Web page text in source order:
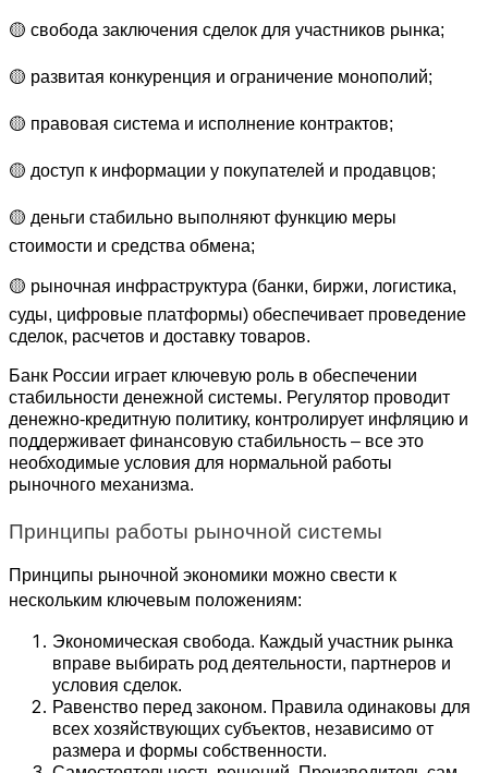
🟡 свобода заключения сделок для участников рынка;
🟡 развитая конкуренция и ограничение монополий;
🟡 правовая система и исполнение контрактов;
🟡 доступ к информации у покупателей и продавцов;
🟡 деньги стабильно выполняют функцию меры
стоимости и средства обмена;
🟡 рыночная инфраструктура (банки, биржи, логистика,
суды, цифровые платформы) обеспечивает проведение
сделок, расчетов и доставку товаров.
Банк России играет ключевую роль в обеспечении
стабильности денежной системы. Регулятор проводит
денежно-кредитную политику, контролирует инфляцию и
поддерживает финансовую стабильность – все это
необходимые условия для нормальной работы
рыночного механизма.
Принципы работы рыночной системы
Принципы рыночной экономики можно свести к
нескольким ключевым положениям:
Экономическая свобода. Каждый участник рынка
вправе выбирать род деятельности, партнеров и
условия сделок.
Равенство перед законом. Правила одинаковы для
всех хозяйствующих субъектов, независимо от
размера и формы собственности.